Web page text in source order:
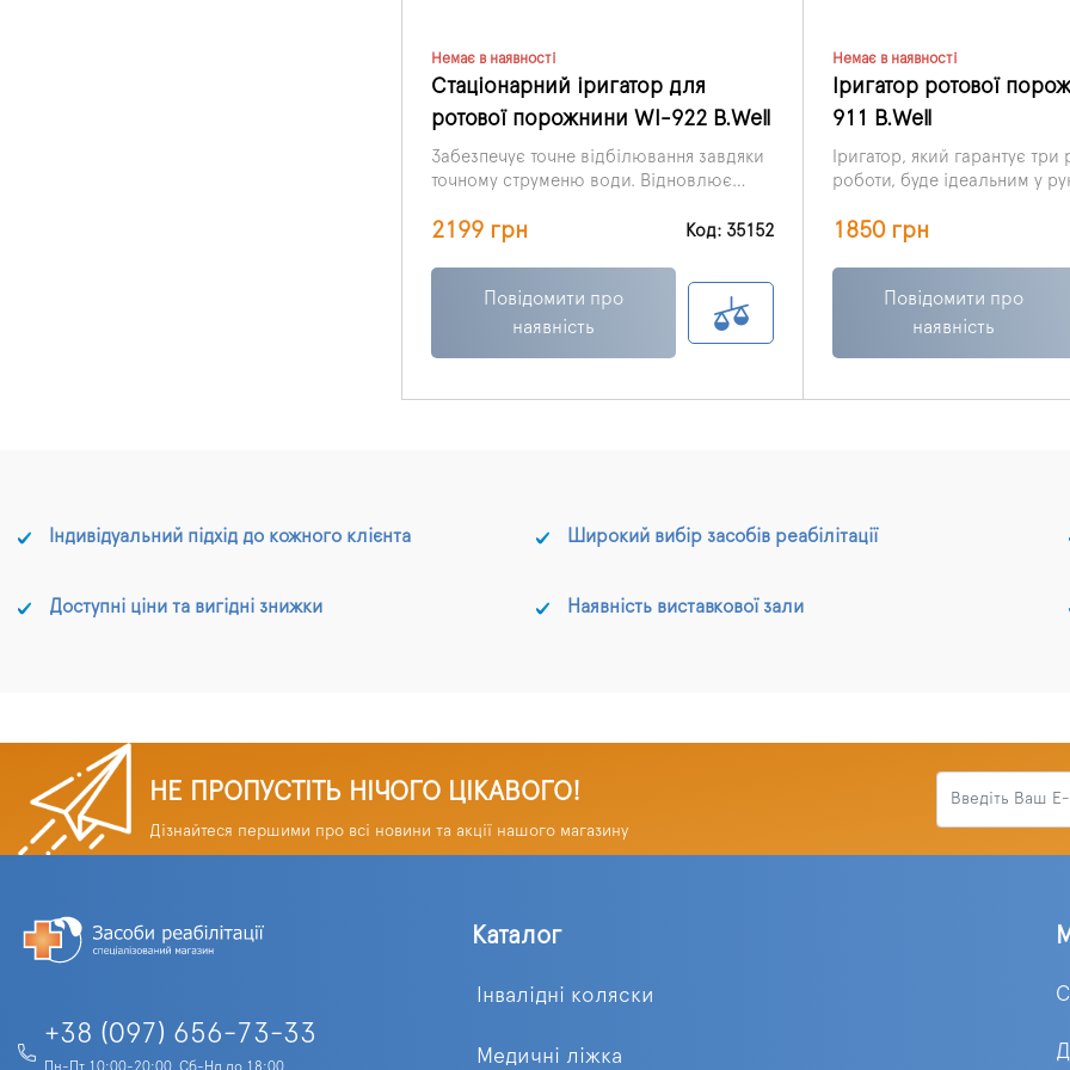
Немає в наявності
Стаціонарний іригатор для
ротової порожнини WI-922 B.Well
Забезпечує точне відбілювання завдяки
точному струменю води. Відновлює
видаляючи важкодоступні забруднення,
що вона видаляє на 25 % більше плям,
ніж звичайне чищення щіткою, має всі
клінічні переваги точного
гідроабразивного різання і діє так само
2199 грн Код: 35152
Повідомити про
наявність
Немає в наявності
Іригатор ротової
911 B.Well
Іригатор, який гарантує
роботи, буде ідеальним у
Широкий функціонал
порожнини. Ви ретельно
покращите
також скористаєтеся
що щадить, для людей, які
1850 грн
Повідомити про
наявність
Індивідуальний підхід до кожного клієнта Широкий вибір засобів реабілітації
Доступні ціни та вигідні знижки Наявність виставкової зали
НЕ ПРОПУСТІТЬ НІЧОГО ЦІКАВОГО!
Дізнайтеся першими про всі новини та акції нашого магазину
+38 (097) 656-73-33
Пн-Пт 10:00-20:00, Сб-Нд до 18:00
Каталог
Інвалідні коляски
Медичні ліжка